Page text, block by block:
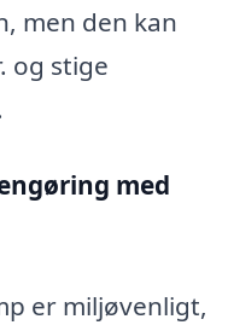
men den kan
og stige
med
er miljøvenligt,